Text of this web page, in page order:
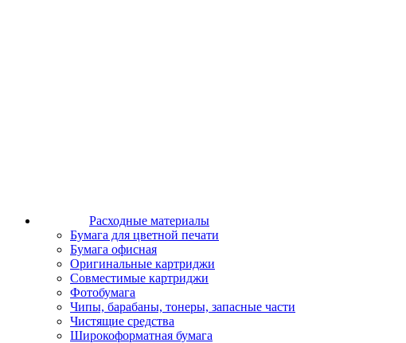
Расходные материалы
Бумага для цветной печати
Бумага офисная
Оригинальные картриджи
Совместимые картриджи
Фотобумага
Чипы, барабаны, тонеры, запасные части
Чистящие средства
Широкоформатная бумага